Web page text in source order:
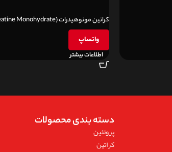
کراتین مونوهیدرات (Creatine Monohydrate)
واتساپ
اطلاعات بیشتر
دسته بندی محصولات
پروتئین
کراتین